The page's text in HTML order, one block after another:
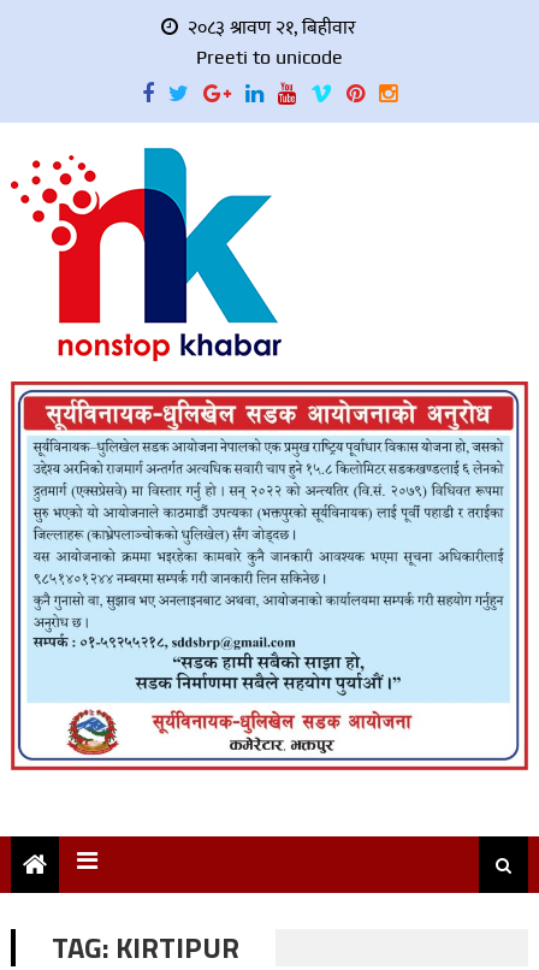
२०८३ श्रावण २१, बिहीवार
Preeti to unicode
TAG: KIRTIPUR